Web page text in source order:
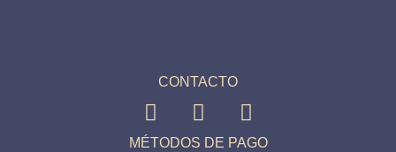
CONTACTO
MÉTODOS DE PAGO